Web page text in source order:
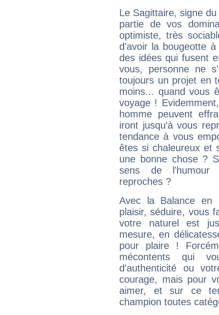
Le Sagittaire, signe
partie de vos
optimiste, très
d'avoir la bougeotte
des idées qui fusent
vous, personne ne
toujours un projet en
moins... quand vous
voyage !
homme peuvent
iront jusqu'à vous
tendance à vous
êtes si chaleureux et
une bonne chose ?
sens de l'humour
reproches ?
Avec la Balance en
plaisir, séduire, vous
votre naturel est
mesure, en
pour plaire !
mécontents qui
d'authenticité ou
courage, mais pour
aimer, et sur ce
champion toutes